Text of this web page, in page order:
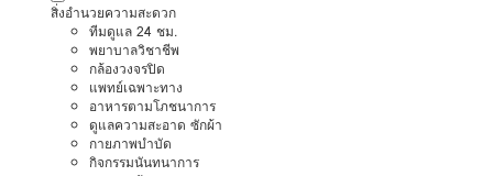
สิ่งอำนวยความสะดวก
ทีมดูแล 24 ชม.
พยาบาลวิชาชีพ
กล้องวงจรปิด
แพทย์เฉพาะทาง
อาหารตามโภชนาการ
ดูแลความสะอาด ซักผ้า
กายภาพบำบัด
กิจกรรมนันทนาการ